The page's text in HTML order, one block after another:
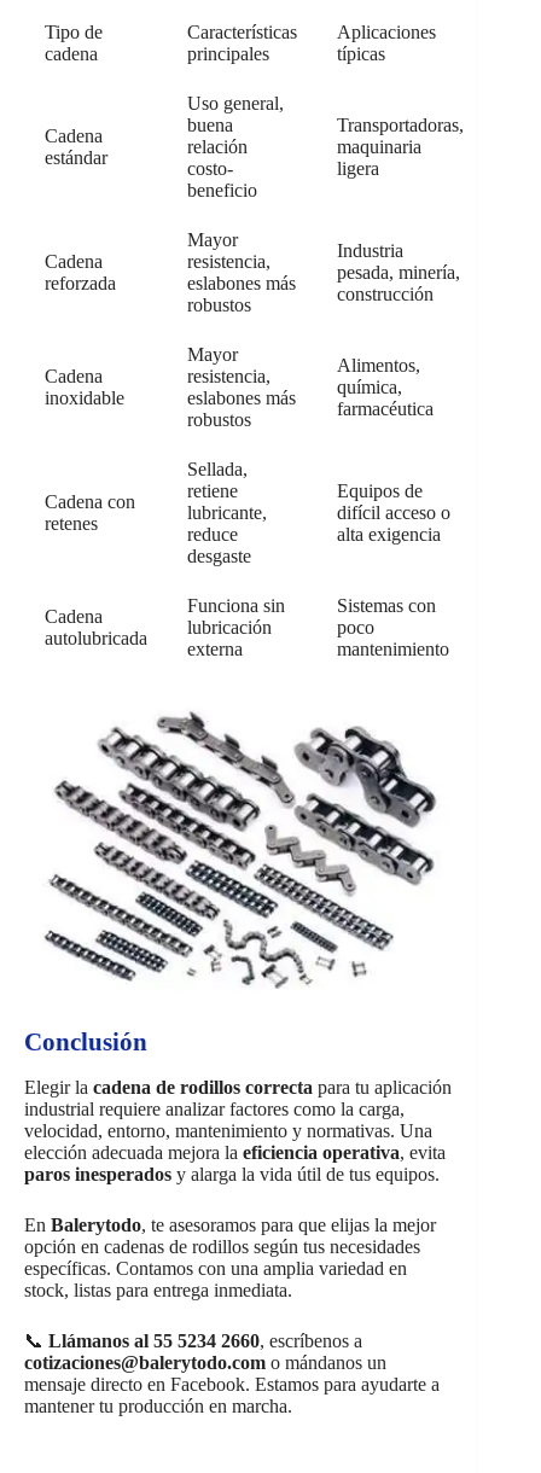
Tipo de
cadena
Características
principales
Aplicaciones
típicas
Cadena
estándar
Uso general,
buena
relación
costo-
beneficio
Transportadoras,
maquinaria
ligera
Cadena
reforzada
Mayor
resistencia,
eslabones más
robustos
Industria
pesada, minería,
construcción
Cadena
inoxidable
Mayor
resistencia,
eslabones más
robustos
Alimentos,
química,
farmacéutica
Cadena con
retenes
Sellada,
retiene
lubricante,
reduce
desgaste
Equipos de
difícil acceso o
alta exigencia
Cadena
autolubricada
Funciona sin
lubricación
externa
Sistemas con
poco
mantenimiento
Conclusión
Elegir la cadena de rodillos correcta para tu aplicación
industrial requiere analizar factores como la carga,
velocidad, entorno, mantenimiento y normativas. Una
elección adecuada mejora la eficiencia operativa, evita
paros inesperados y alarga la vida útil de tus equipos.
En Balerytodo, te asesoramos para que elijas la mejor
opción en cadenas de rodillos según tus necesidades
específicas. Contamos con una amplia variedad en
stock, listas para entrega inmediata.
📞 Llámanos al 55 5234 2660, escríbenos a
cotizaciones@balerytodo.com o mándanos un
mensaje directo en Facebook. Estamos para ayudarte a
mantener tu producción en marcha.